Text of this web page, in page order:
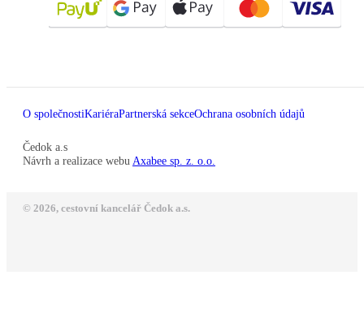
O společnostiKariéraPartnerská sekceOchrana osobních údajů
Čedok a.s
Návrh a realizace webu Axabee sp. z. o.o.
© 2026, cestovní kancelář Čedok a.s.